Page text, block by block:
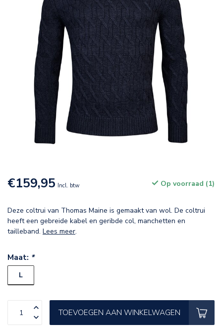
€159,95 Incl. btw Op voorraad (1)
Deze coltrui van Thomas Maine is gemaakt van wol. De coltrui
heeft een gebreide kabel en geribde col, manchetten en
tailleband. Lees meer.
Maat: *
L
TOEVOEGEN AAN WINKELWAGEN